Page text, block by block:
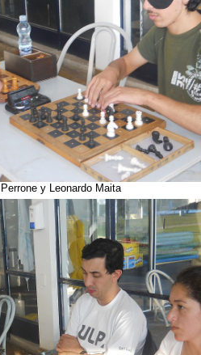
y Leonardo Maita